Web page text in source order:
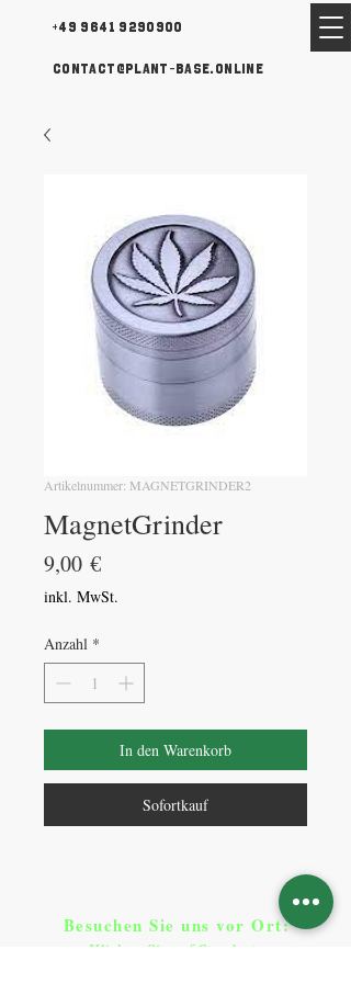
+49 9641 9290900
contact@plant-base.online
Artikelnummer: MAGNETGRINDER2
MagnetGrinder
9,00 €Preis
inkl. MwSt.
Anzahl *
In den Warenkorb
Sofortkauf
Besuchen Sie uns vor Ort​:
Klicken Sie auf Standorte